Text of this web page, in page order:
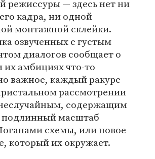
режиссуры — здесь нет ни
кадра, ни одной
монтажной склейки.
озвученных с густым
диалогов сообщает о
их амбициях что-то
важное, каждый ракурс
рассмотрении
содержащим
подлинный масштаб
схемы, или новое
который их окружает.